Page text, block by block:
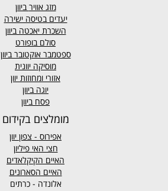
מזג אוויר ביוון
יעדים בטיסה ישירה
השכרת יאכטה ביוון
סולם בופורט
ספטמבר אוקטובר ביוון
מוסיקה יוונית
אזורי ומחוזות יוון
יוגה ביוון
פסח ביוון
מומלצים בקידום
אפירוס - צפון יוון
חצי האי פיליון
האיים הקיקלאדים
האיים הסארונים
אלונדה - כרתים